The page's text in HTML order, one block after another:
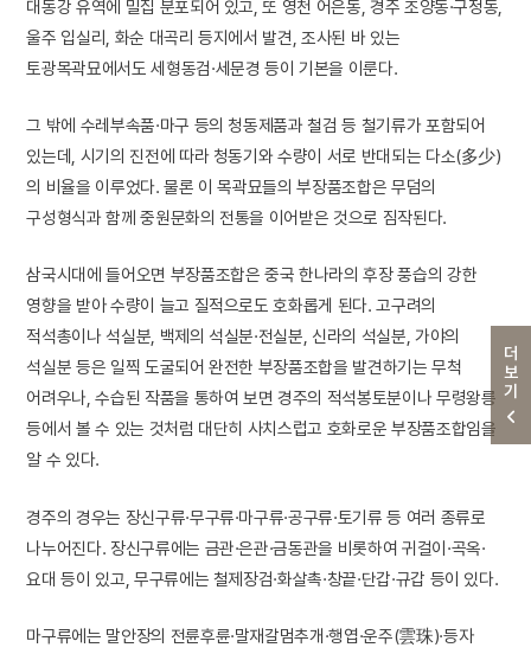
더보기
대동강 유역에 밀집 분포되어 있고, 또 영천 어은동, 경주 조양동·구정동,
울주 입실리, 화순 대곡리 등지에서 발견, 조사된 바 있는
토광목곽묘에서도 세형동검·세문경 등이 기본을 이룬다.
그 밖에 수레부속품·마구 등의 청동제품과 철검 등 철기류가 포함되어
있는데, 시기의 진전에 따라 청동기와 수량이 서로 반대되는 다소(多少)
의 비율을 이루었다. 물론 이 목곽묘들의 부장품조합은 무덤의
구성형식과 함께 중원문화의 전통을 이어받은 것으로 짐작된다.
삼국시대에 들어오면 부장품조합은 중국 한나라의 후장 풍습의 강한
영향을 받아 수량이 늘고 질적으로도 호화롭게 된다. 고구려의
적석총이나 석실분, 백제의 석실분·전실분, 신라의 석실분, 가야의
석실분 등은 일찍 도굴되어 완전한 부장품조합을 발견하기는 무척
어려우나, 수습된 작품을 통하여 보면 경주의 적석봉토분이나 무령왕릉
등에서 볼 수 있는 것처럼 대단히 사치스럽고 호화로운 부장품조합임을
알 수 있다.
경주의 경우는 장신구류·무구류·마구류·공구류·토기류 등 여러 종류로
나누어진다. 장신구류에는 금관·은관·금동관을 비롯하여 귀걸이·곡옥·
요대 등이 있고, 무구류에는 철제장검·화살촉·창끝·단갑·규갑 등이 있다.
마구류에는 말안장의 전륜후륜·말재갈멈추개·행엽·운주(雲珠)·등자